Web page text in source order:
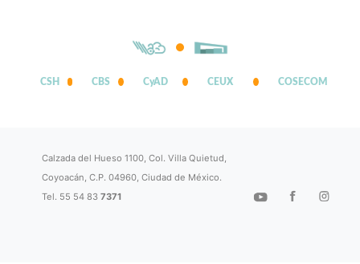
CSH CBS CyAD CEUX COSECOM
Calzada del Hueso 1100, Col. Villa Quietud,
Coyoacán, C.P. 04960, Ciudad de México.
Tel. 55 54 837371